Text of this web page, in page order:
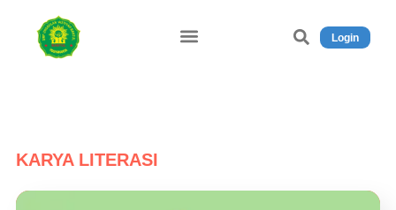
Login
KARYA LITERASI